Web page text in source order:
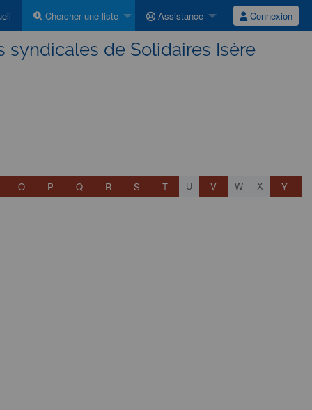
Chercher une liste Assistance Connexion
de Solidaires Isère
O P Q R S T U V W X Y